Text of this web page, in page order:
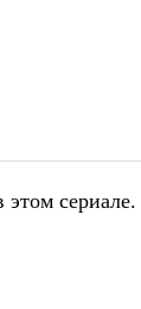
этом сериале.